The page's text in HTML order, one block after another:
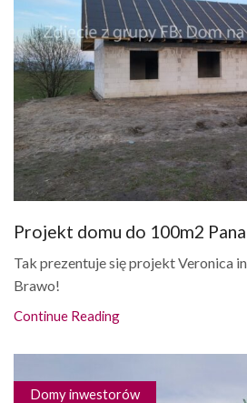
Projekt domu do 100m2
Tak prezentuje się projekt Veronica
Brawo!
Continue Reading
Domy inwestorów